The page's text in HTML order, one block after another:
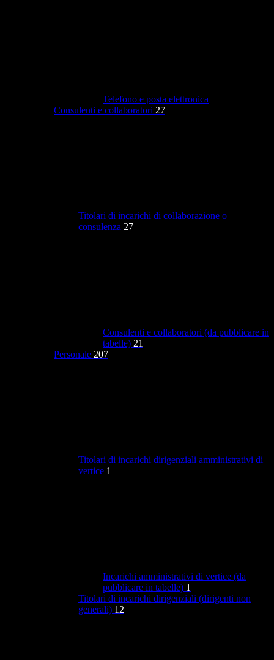
Telefono e posta elettronica
Consulenti e collaboratori 27
Titolari di incarichi di collaborazione o
consulenza 27
Consulenti e collaboratori (da pubblicare in
tabelle) 21
Personale 207
Titolari di incarichi dirigenziali amministrativi di
vertice 1
Incarichi amministrativi di vertice (da
pubblicare in tabelle) 1
Titolari di incarichi dirigenziali (dirigenti non
generali) 12